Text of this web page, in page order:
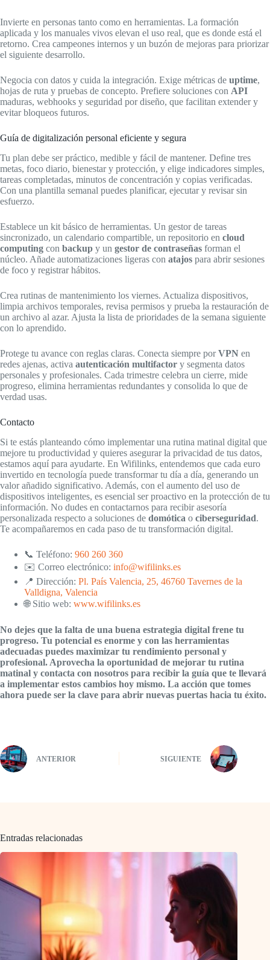
Invierte en personas tanto como en herramientas. La formación
aplicada y los manuales vivos elevan el uso real, que es donde está el
retorno. Crea campeones internos y un buzón de mejoras para priorizar
el siguiente desarrollo.
Negocia con datos y cuida la integración. Exige métricas de uptime,
hojas de ruta y pruebas de concepto. Prefiere soluciones con API
maduras, webhooks y seguridad por diseño, que facilitan extender y
evitar bloqueos futuros.
Guía de digitalización personal eficiente y segura
Tu plan debe ser práctico, medible y fácil de mantener. Define tres
metas, foco diario, bienestar y protección, y elige indicadores simples,
tareas completadas, minutos de concentración y copias verificadas.
Con una plantilla semanal puedes planificar, ejecutar y revisar sin
esfuerzo.
Establece un kit básico de herramientas. Un gestor de tareas
sincronizado, un calendario compartible, un repositorio en cloud
computing con backup y un gestor de contraseñas forman el
núcleo. Añade automatizaciones ligeras con atajos para abrir sesiones
de foco y registrar hábitos.
Crea rutinas de mantenimiento los viernes. Actualiza dispositivos,
limpia archivos temporales, revisa permisos y prueba la restauración de
un archivo al azar. Ajusta la lista de prioridades de la semana siguiente
con lo aprendido.
Protege tu avance con reglas claras. Conecta siempre porVPN en
redes ajenas, activa autenticación multifactor y segmenta datos
personales y profesionales. Cada trimestre celebra un cierre, mide
progreso, elimina herramientas redundantes y consolida lo que de
verdad usas.
Contacto
Si te estás planteando cómo implementar una rutina matinal digital que
mejore tu productividad y quieres asegurar la privacidad de tus datos,
estamos aquí para ayudarte. En Wifilinks, entendemos que cada euro
invertido en tecnología puede transformar tu día a día, generando un
valor añadido significativo. Además, con el aumento del uso de
dispositivos inteligentes, es esencial ser proactivo en la protección de tu
información. No dudes en contactarnos para recibir asesoría
personalizada respecto a soluciones de domótica o ciberseguridad.
Te acompañaremos en cada paso de tu transformación digital.
📞 Teléfono: 960 260 360
✉️ Correo electrónico: info@wifilinks.es
📍 Dirección: Pl. País Valencia, 25, 46760 Tavernes de la
Valldigna, Valencia
🌐 Sitio web: www.wifilinks.es
No dejes que la falta de una buena estrategia digital frene tu
progreso. Tu potencial es enorme y con las herramientas
adecuadas puedes maximizar tu rendimiento personal y
profesional. Aprovecha la oportunidad de mejorar tu rutina
matinal y contacta con nosotros para recibir la guía que te llevará
a implementar estos cambios hoy mismo. La acción que tomes
ahora puede ser la clave para abrir nuevas puertas hacia tu éxito.
ANTERIOR SIGUIENTE
Entradas relacionadas